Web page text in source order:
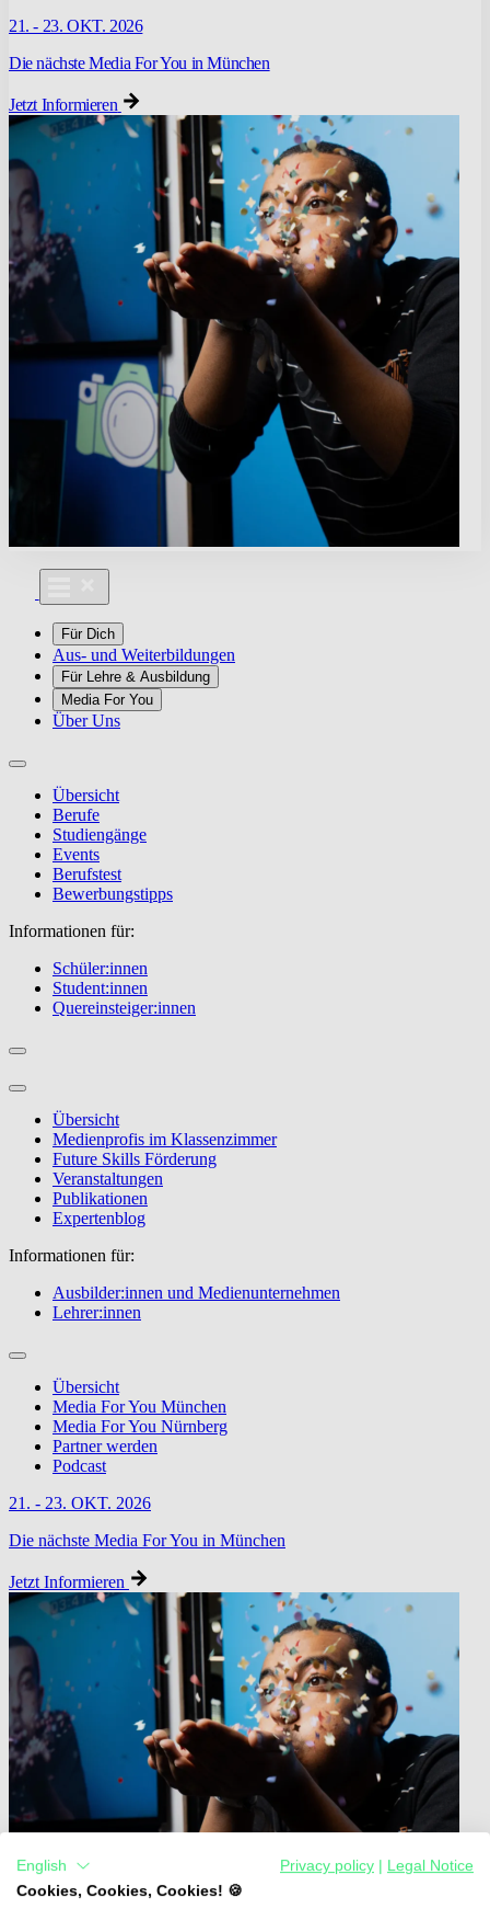
21. - 23. OKT. 2026
Die nächste Media For You in München
Jetzt Informieren
Für Dich
Aus- und Weiterbildungen
Für Lehre & Ausbildung
Media For You
Über Uns
Übersicht
Berufe
Studiengänge
Events
Berufstest
Bewerbungstipps
Informationen für:
Schüler:innen
Student:innen
Quereinsteiger:innen
Übersicht
Medienprofis im Klassenzimmer
Future Skills Förderung
Veranstaltungen
Publikationen
Expertenblog
Informationen für:
Ausbilder:innen und Medienunternehmen
Lehrer:innen
Übersicht
Media For You München
Media For You Nürnberg
Partner werden
Podcast
21. - 23. OKT. 2026
Die nächste Media For You in München
Jetzt Informieren
English Privacy policy
Legal Notice
Cookies, Cookies, Cookies! 🍪